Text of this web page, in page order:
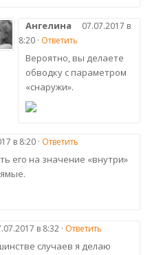
Ангелина
07.07.2017 в
8:20 · Ответить
Вероятно, вы делаете
обводку с параметром
«снаружи».
в 8:20 · Ответить
его на значение «внутри»
в 8:32 · Ответить
случаев я делаю